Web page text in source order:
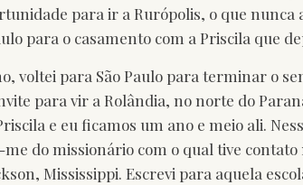
para ir a Rurópolis, o que
para o casamento com a Priscila que
voltei para São Paulo para terminar o
para vir a Rolândia, no norte do
e eu ficamos um ano e meio ali.
do missionário com o qual tive
Mississippi. Escrevi para aquela